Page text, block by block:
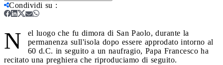
Condividi su :
N
el luogo che fu dimora di San Paolo, durante la
permanenza sull'isola dopo essere approdato intorno al
60 d.C. in seguito a un naufragio, Papa Francesco ha
recitato una preghiera che riproduciamo di seguito.